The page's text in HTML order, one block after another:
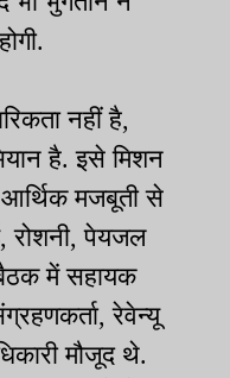
नहीं है,
है. इसे मिशन
आर्थिक मजबूती से
रोशनी, पेयजल
में सहायक
रेवेन्यू
मौजूद थे.